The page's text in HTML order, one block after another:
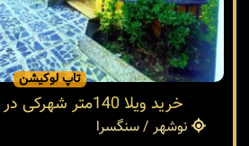
تاپ لوکیشن
خرید ویلا 140متر شهرکی در انارور سنگسرا
نوشهر / سنگسرا